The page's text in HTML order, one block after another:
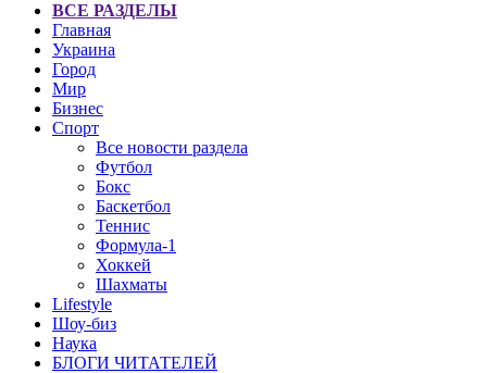
ВСЕ РАЗДЕЛЫ
Главная
Украина
Город
Мир
Бизнес
Спорт
Все новости раздела
Футбол
Бокс
Баскетбол
Теннис
Формула-1
Хоккей
Шахматы
Lifestyle
Шоу-биз
Наука
БЛОГИ ЧИТАТЕЛЕЙ